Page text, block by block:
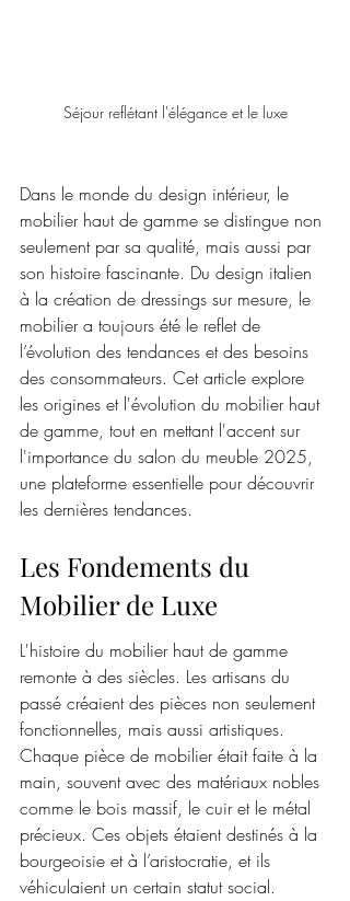
Séjour reflétant l'élégance et le luxe
Dans le monde du design intérieur, le
mobilier haut de gamme se distingue non
seulement par sa qualité, mais aussi par
son histoire fascinante. Du design italien
à la création de dressings sur mesure, le
mobilier a toujours été le reflet de
l’évolution des tendances et des besoins
des consommateurs. Cet article explore
les origines et l'évolution du mobilier haut
de gamme, tout en mettant l'accent sur
l'importance du salon du meuble 2025,
une plateforme essentielle pour découvrir
les dernières tendances.
Les Fondements du
Mobilier de Luxe
L'histoire du mobilier haut de gamme
remonte à des siècles. Les artisans du
passé créaient des pièces non seulement
fonctionnelles, mais aussi artistiques.
Chaque pièce de mobilier était faite à la
main, souvent avec des matériaux nobles
comme le bois massif, le cuir et le métal
précieux. Ces objets étaient destinés à la
bourgeoisie et à l’aristocratie, et ils
véhiculaient un certain statut social.